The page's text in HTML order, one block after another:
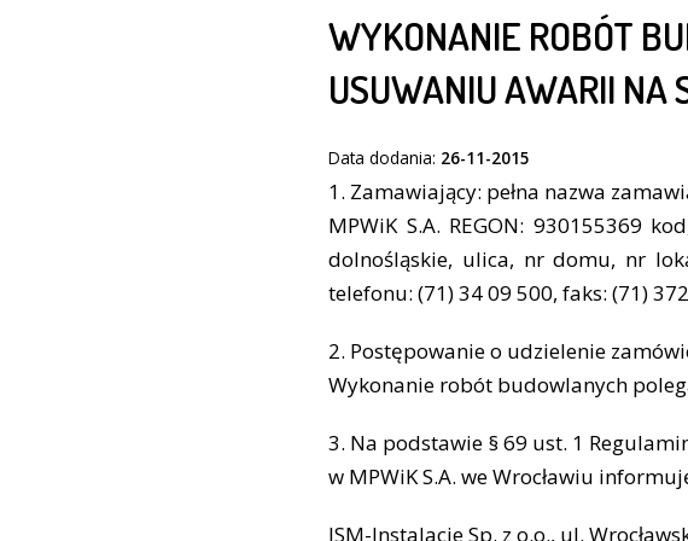
WYKONANIE ROBÓT
USUWANIU AWARII NA
Data dodania: 26-11-2015
1. Zamawiający: pełna nazwa
MPWiK S.A. REGON: 930155369
dolnośląskie, ulica, nr domu, nr
telefonu: (71) 34 09 500, faks: (71)
2. Postępowanie o udzielenie
Wykonanie robót budowlanych
3. Na podstawie § 69 ust. 1
w MPWiK S.A. we Wrocławiu
JSM-Instalacje Sp. z o.o., ul.